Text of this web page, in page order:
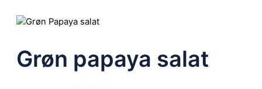
Grøn papaya salat